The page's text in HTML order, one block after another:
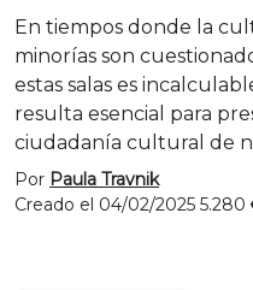
En tiempos donde la
minorías son
estas salas es
resulta esencial para
ciudadanía cultural de
Por Paula Travnik
Creado el 04/02/2025 5.280